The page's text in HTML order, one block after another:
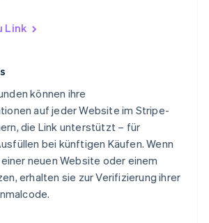
Link
können ihre
auf jeder Website im Stripe-
die Link unterstützt – für
bei künftigen Käufen. Wenn
neuen Website oder einem
erhalten sie zur Verifizierung ihrer